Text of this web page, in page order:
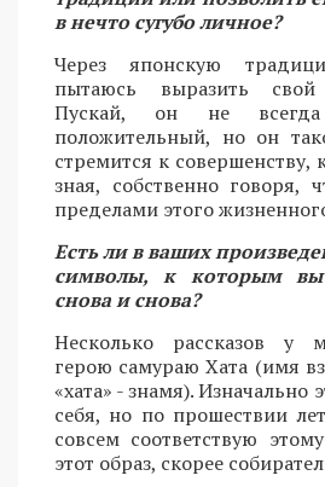
в нечто сугубо личное?
Через японскую
пытаюсь выразить
Пускай, он не
положительный, но он
стремится к совершенству,
зная, собственно говоря,
пределами этого
Есть ли в ваших
символы, к которым вы
снова и снова?
Несколько рассказов у
герою самураю Хата (имя
«хата» - знамя). Изначально
себя, но по прошествии
совсем соответствую
этот образ, скорее